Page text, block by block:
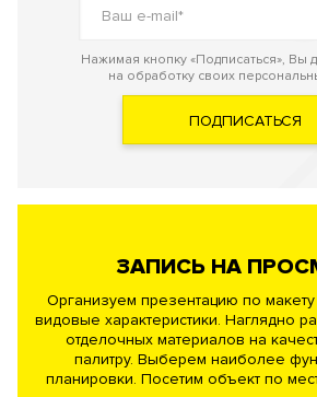
Нажимая кнопку «Подписаться», Вы
на обработку своих
ПОДПИСАТЬСЯ
ЗАПИСЬ НА
Организуем презентацию по
видовые характеристики. Наглядно
отделочных материалов на
палитру. Выберем наиболее
планировки. Посетим объект по